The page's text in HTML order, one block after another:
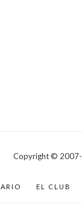
Copyright © 2007-
EL CLUB